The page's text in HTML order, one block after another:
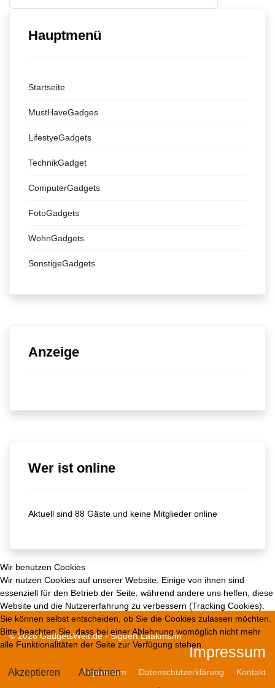
Hauptmenü
Startseite
MustHaveGadges
LifestyeGadgets
TechnikGadget
ComputerGadgets
FotoGadgets
WohnGadgets
SonstigeGadgets
Anzeige
Wer ist online
Aktuell sind 88 Gäste und keine Mitglieder online
© 2026 GadgetsWelt.de - Sigbert Laakmann
Impressum
Impressum Datenschutzerklärung Kontakt
Wir benutzen Cookies
Wir nutzen Cookies auf unserer Website. Einige von ihnen sind
essenziell für den Betrieb der Seite, während andere uns helfen, diese
Website und die Nutzererfahrung zu verbessern (Tracking Cookies).
Sie können selbst entscheiden, ob Sie die Cookies zulassen möchten.
Bitte beachten Sie, dass bei einer Ablehnung womöglich nicht mehr
alle Funktionalitäten der Seite zur Verfügung stehen.
Akzeptieren Ablehnen